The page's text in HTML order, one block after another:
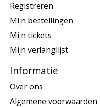
Registreren
Mijn bestellingen
Mijn tickets
Mijn verlanglijst
Informatie
Over ons
Algemene voorwaarden